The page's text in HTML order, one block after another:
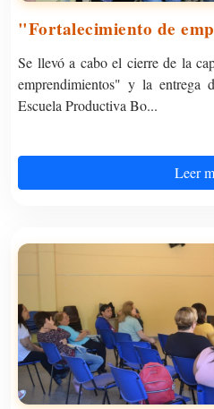
"Fortalecimiento de
Se llevó a cabo el cierre de la
emprendimientos" y la entrega
Escuela Productiva Bo...
Leer